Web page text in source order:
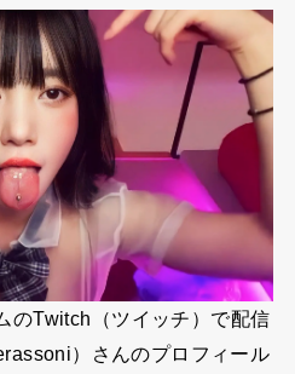
のTwitch（ツイッチ）で配信
）さんのプロフィール